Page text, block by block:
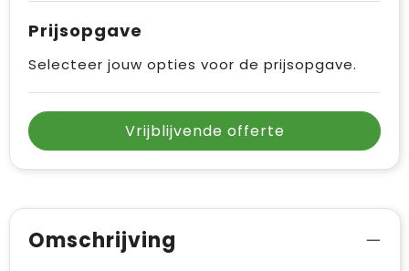
Prijsopgave
Selecteer jouw opties voor de prijsopgave.
Vrijblijvende offerte
Omschrijving